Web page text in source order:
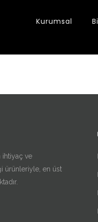
Kurumsal
ihtiyaç ve
ürünleriyle, en üst